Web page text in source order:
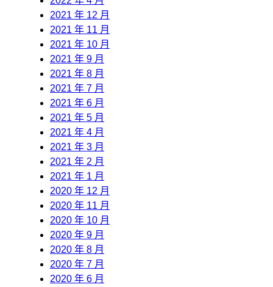
2021 年 12 月
2021 年 11 月
2021 年 10 月
2021 年 9 月
2021 年 8 月
2021 年 7 月
2021 年 6 月
2021 年 5 月
2021 年 4 月
2021 年 3 月
2021 年 2 月
2021 年 1 月
2020 年 12 月
2020 年 11 月
2020 年 10 月
2020 年 9 月
2020 年 8 月
2020 年 7 月
2020 年 6 月